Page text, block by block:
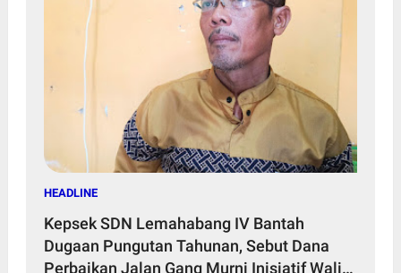
HEADLINE
Kepsek SDN Lemahabang IV Bantah
Dugaan Pungutan Tahunan, Sebut Dana
Perbaikan Jalan Gang Murni Inisiatif Wali